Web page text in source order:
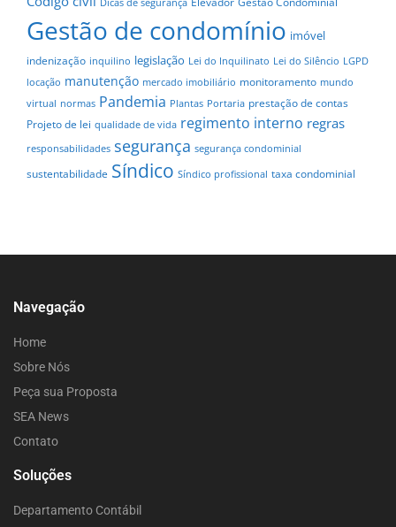
Dicas de segurança
Gestão de condomínio imóvel
indenização inquilino legislação Lei do Inquilinato Lei do Silêncio LGPD
locação manutenção mercado imobiliário monitoramento mundo
virtual normas Pandemia Plantas Portaria prestação de contas
Projeto de lei qualidade de vida regimento interno regras
responsabilidades segurança segurança condominial
sustentabilidade Síndico Síndico profissional taxa condominial
Navegação
Home
Sobre Nós
Peça sua Proposta
SEA News
Contato
Soluções
Departamento Contábil